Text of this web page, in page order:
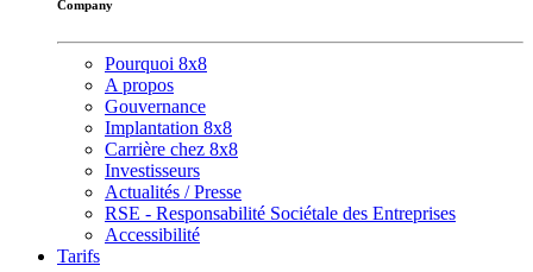
Company
Pourquoi 8x8
A propos
Gouvernance
Implantation 8x8
Carrière chez 8x8
Investisseurs
Actualités / Presse
RSE - Responsabilité Sociétale des Entreprises
Accessibilité
Tarifs